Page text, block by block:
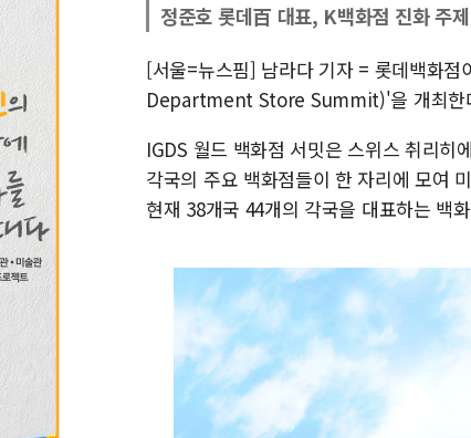
정준호 롯데百 대표, K백화점 진화 주
[서울=뉴스핌] 남라다 기자 = 롯데백화
Department Store Summit)'을 개최한
IGDS 월드 백화점 서밋은 스위스 취리히
각국의 주요 백화점들이 한 자리에 모여
현재 38개국 44개의 각국을 대표하는 백